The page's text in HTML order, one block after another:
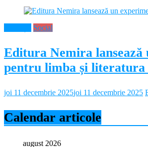
Social
Editura Nemira
pentru limba și
joi 11 decembrie 2025joi 11 decembrie 2025
Calendar articole
august 2026